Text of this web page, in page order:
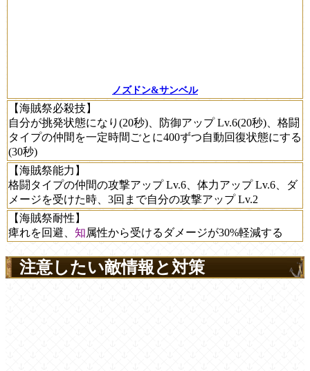
ノズドン&サンベル
【海賊祭必殺技】
自分が挑発状態になり(20秒)、防御アップ Lv.6(20秒)、格闘
タイプの仲間を一定時間ごとに400ずつ自動回復状態にする
(30秒)
【海賊祭能力】
格闘タイプの仲間の攻撃アップ Lv.6、体力アップ Lv.6、ダ
メージを受けた時、3回まで自分の攻撃アップ Lv.2
【海賊祭耐性】
痺れを回避、 知属性から受けるダメージが30%軽減する
注意したい敵情報と対策